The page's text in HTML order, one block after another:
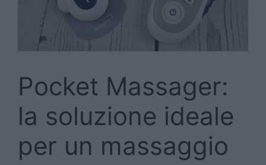
Pocket Massager:
la soluzione ideale
per un massaggio